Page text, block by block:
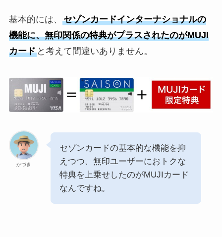
基本的には、 セゾンカードインターナショナルの
機能に、無印関係の特典がプラスされたのがMUJI
カードと考えて間違いありません。
かづき
セゾンカードの基本的な機能を抑
えつつ、無印ユーザーにおトクな
特典を上乗せしたのがMUJIカード
なんですね。